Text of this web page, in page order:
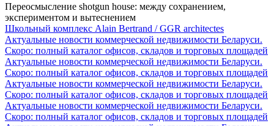
Переосмысление shotgun house: между сохранением,
экспериментом и вытеснением
Школьный комплекс Alain Bertrand / GGR architectes
Актуальные новости коммерческой недвижимости Беларуси.
Скоро: полный каталог офисов, складов и торговых площадей
Актуальные новости коммерческой недвижимости Беларуси.
Скоро: полный каталог офисов, складов и торговых площадей
Актуальные новости коммерческой недвижимости Беларуси.
Скоро: полный каталог офисов, складов и торговых площадей
Актуальные новости коммерческой недвижимости Беларуси.
Скоро: полный каталог офисов, складов и торговых площадей